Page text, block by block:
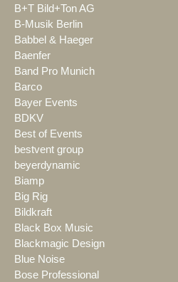
B+T Bild+Ton AG
B-Musik Berlin
Babbel & Haeger
Baenfer
Band Pro Munich
Barco
Bayer Events
BDKV
Best of Events
bestvent group
beyerdynamic
Biamp
Big Rig
Bildkraft
Black Box Music
Blackmagic Design
Blue Noise
Bose Professional